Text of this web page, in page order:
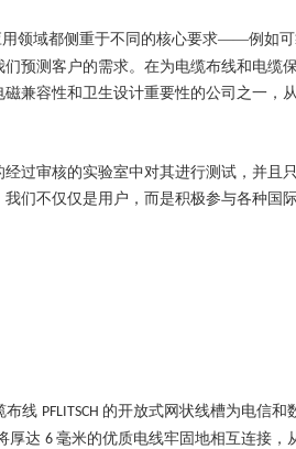
用领域都侧重于不同的核心要求——例如
预测客户的需求。在为电缆布线和电缆
兼容性和卫生设计重要性的公司之一，
过审核的实验室中对其进行测试，并且
们不仅仅是用户，而是积极参与各种国
布线 PFLITSCH 的开放式网状线槽为电信和
厚达 6 毫米的优质电线牢固地相互连接，